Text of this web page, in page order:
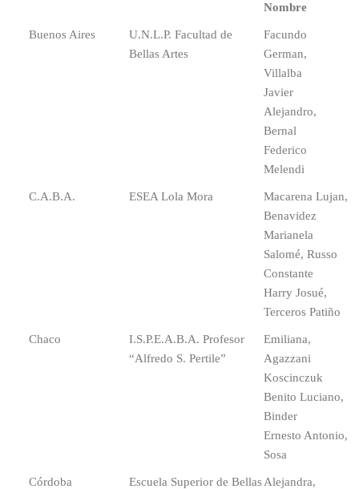
Nombre
Buenos Aires
U.N.L.P. Facultad de
Bellas Artes
Facundo
German,
Villalba
Javier
Alejandro,
Bernal
Federico
Melendi
C.A.B.A. ESEA Lola Mora
Macarena Lujan,
Benavidez
Marianela
Salomé, Russo
Constante
Harry Josué,
Terceros Patiño
Chaco
I.S.P.E.A.B.A. Profesor
“Alfredo S. Pertile”
Emiliana,
Agazzani
Koscinczuk
Benito Luciano,
Binder
Ernesto Antonio,
Sosa
Córdoba
Escuela Superior de BellasAlejandra,